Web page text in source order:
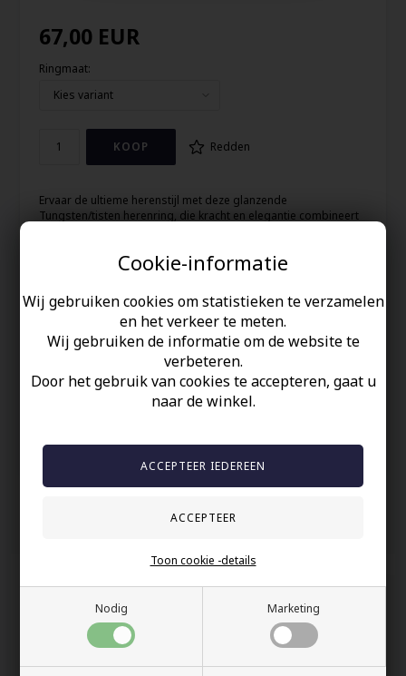
Cookie-informatie
Wij gebruiken cookies om statistieken te verzamelen
en het verkeer te meten.
Wij gebruiken de informatie om de website te
verbeteren.
Door het gebruik van cookies te accepteren, gaat u
naar de winkel.
Nodig Marketing
Toon cookie -details
67,00 EUR
Ringmaat:
Redden
Ervaar de ultieme herenstijl met deze glanzende
Tungsten/tisten herenring, die kracht en elegantie combineert
De 6 mm brede ring daagt de conventies uit en geeft je een
hun stijl willen toevoegen.
Uw veiligheid
100% nikkelvrij sieraden
Anderen gekocht hebben ook